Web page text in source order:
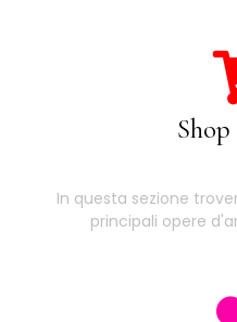
In questa sezione
principali opere